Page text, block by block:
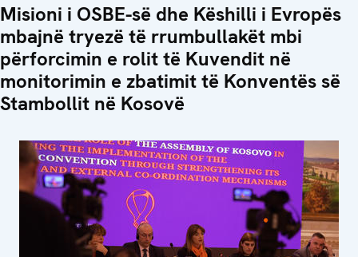
Misioni i OSBE-së dhe Këshilli i Evropës
mbajnë tryezë të rrumbullakët mbi
përforcimin e rolit të Kuvendit në
monitorimin e zbatimit të Konventës së
Stambollit në Kosovë